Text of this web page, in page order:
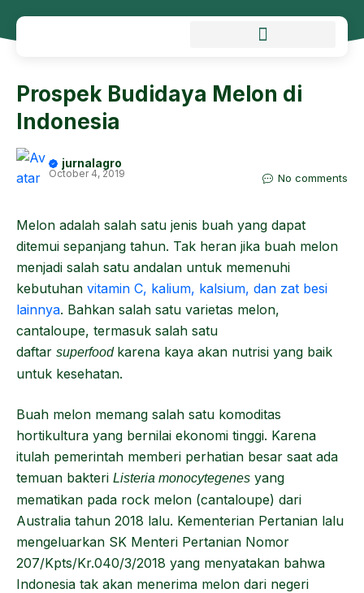
Prospek Budidaya Melon di
Indonesia
jurnalagro
October 4, 2019 No comments
Melon adalah salah satu jenis buah yang dapat
ditemui sepanjang tahun. Tak heran jika buah melon
menjadi salah satu andalan untuk memenuhi
kebutuhan vitamin C, kalium, kalsium, dan zat besi
lainnya. Bahkan salah satu varietas melon,
cantaloupe, termasuk salah satu
daftar superfood karena kaya akan nutrisi yang baik
untuk kesehatan.
Buah melon memang salah satu komoditas
hortikultura yang bernilai ekonomi tinggi. Karena
itulah pemerintah memberi perhatian besar saat ada
temuan bakteri Listeria monocytegenes yang
mematikan pada rock melon (cantaloupe) dari
Australia tahun 2018 lalu. Kementerian Pertanian lalu
mengeluarkan SK Menteri Pertanian Nomor
207/Kpts/Kr.040/3/2018 yang menyatakan bahwa
Indonesia tak akan menerima melon dari negeri